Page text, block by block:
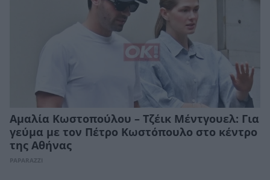
Αμαλία Κωστοπούλου – Τζέικ Μέντγουελ: Για
γεύμα με τον Πέτρο Κωστόπουλο στο κέντρο
της Αθήνας
PAPARAZZI